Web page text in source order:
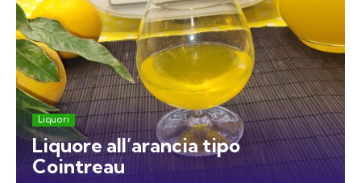
Liquori
Liquore all’arancia tipo
Cointreau